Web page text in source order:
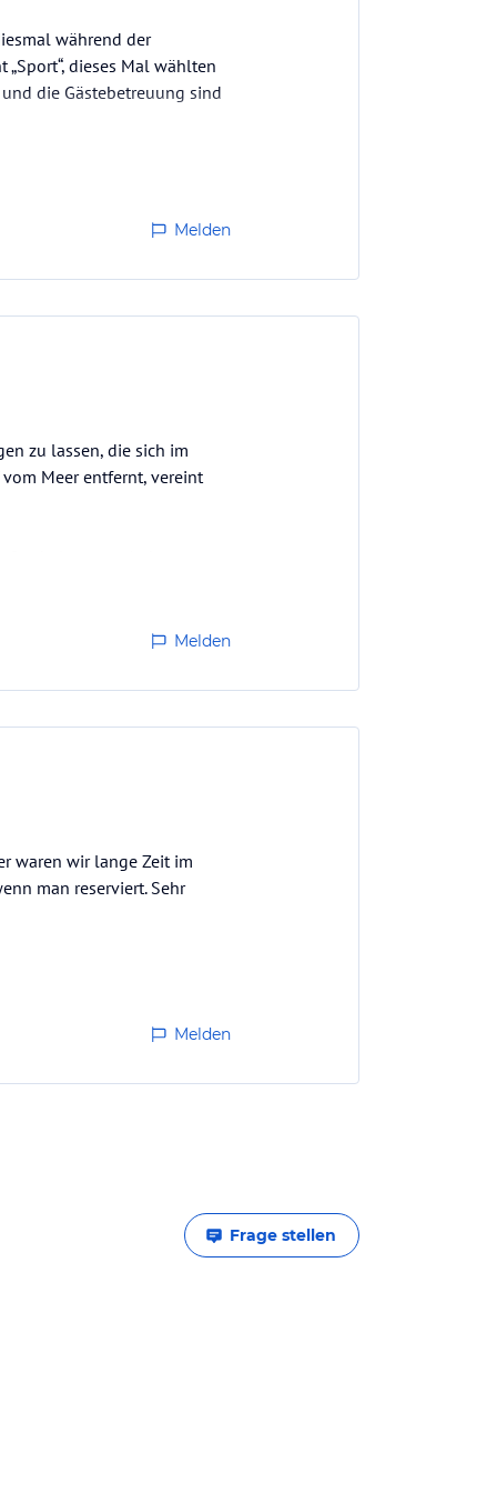
während der
dieses Mal wählten
die Gästebetreuung sind
Melden
zu lassen, die sich im
Meer entfernt, vereint
Ambiente. Diese Elemente
Melden
waren wir lange Zeit im
man reserviert. Sehr
Melden
Frage stellen